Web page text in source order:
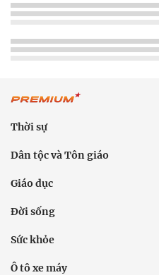
Thời sự
Dân tộc và Tôn giáo
Giáo dục
Đời sống
Sức khỏe
Ô tô xe máy